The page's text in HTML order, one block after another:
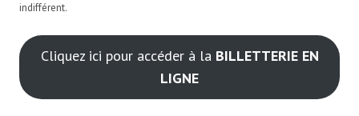
indifférent.
Cliquez ici pour accéder à la BILLETTERIE EN
LIGNE